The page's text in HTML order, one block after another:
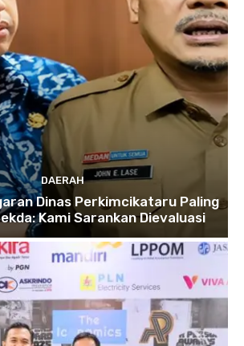
DAERAH
Dinas Perkimcikataru Paling
Kami Sarankan Dievaluasi